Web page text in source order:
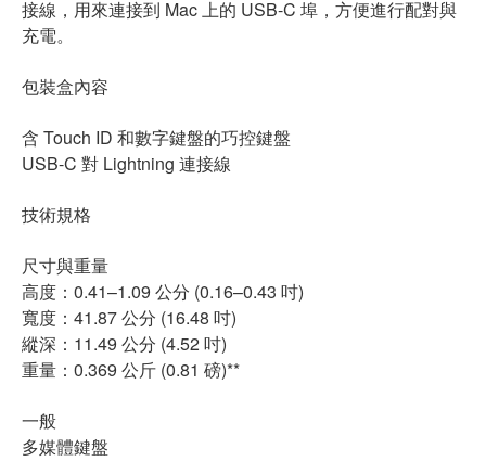
接線，用來連接到 Mac 上的 USB-C 埠，方便進行配對與
充電。
包裝盒內容
含 Touch ID 和數字鍵盤的巧控鍵盤
USB-C 對 Lightning 連接線
技術規格
尺寸與重量
高度：0.41–1.09 公分 (0.16–0.43 吋)
寬度：41.87 公分 (16.48 吋)
縱深：11.49 公分 (4.52 吋)
重量：0.369 公斤 (0.81 磅)**
一般
多媒體鍵盤